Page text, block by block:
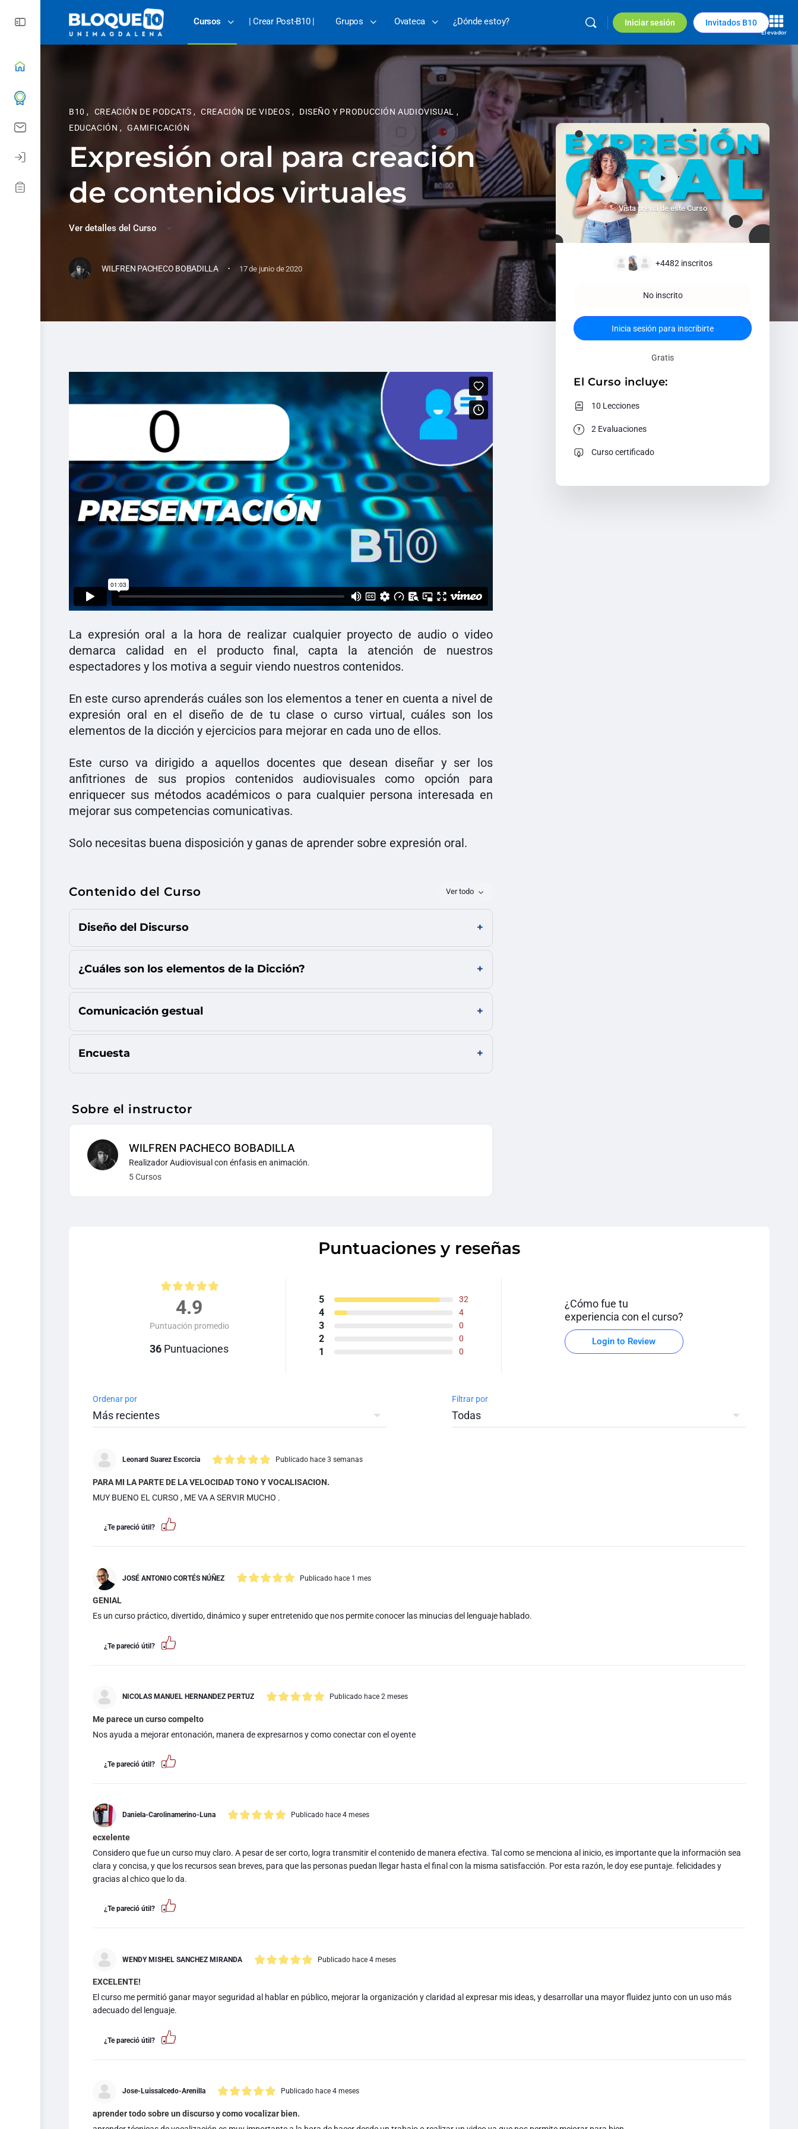
Cursos | Crear Post-B10 | Grupos Ovateca ¿Dónde estoy? Iniciar sesión Invitados B10
B10, CREACIÓN DE PODCATS , CREACIÓN DE VIDEOS , DISEÑO Y PRODUCCIÓN AUDIOVISUAL ,
EDUCACIÓN, GAMIFICACIÓN
Expresión oral para creación
de contenidos virtuales
Ver detalles del Curso
WILFREN PACHECO BOBADILLA · 17 de junio de 2020
La expresión oral a la hora de realizar cualquier proyecto de audio o video
demarca calidad en el producto final, capta la atención de nuestros
espectadores y los motiva a seguir viendo nuestros contenidos.
En este curso aprenderás cuáles son los elementos a tener en cuenta a nivel de
expresión oral en el diseño de de tu clase o curso virtual, cuáles son los
elementos de la dicción y ejercicios para mejorar en cada uno de ellos.
Este curso va dirigido a aquellos docentes que desean diseñar y ser los
anfitriones de sus propios contenidos audiovisuales como opción para
enriquecer sus métodos académicos o para cualquier persona interesada en
mejorar sus competencias comunicativas.
Solo necesitas buena disposición y ganas de aprender sobre expresión oral.
Contenido del Curso Ver todo
Diseño del Discurso
¿Cuáles son los elementos de la Dicción?
Comunicación gestual
Encuesta
Sobre el instructor
WILFREN PACHECO BOBADILLA
Realizador Audiovisual con énfasis en animación.
5 Cursos
Vista previa de este Curso
+4482 inscritos
No inscrito
Inicia sesión para inscribirte
Gratis
El Curso incluye:
10 Lecciones
2 Evaluaciones
Curso certificado
Puntuaciones y reseñas
4.9
Puntuación promedio
36 Puntuaciones
5 32
4 4
3 0
2 0
1 0
¿Cómo fue tu
experiencia con el curso?
Login to Review
Ordenar por Filtrar por
Leonard Suarez Escorcia Publicado hace 3 semanas
PARA MI LA PARTE DE LA VELOCIDAD TONO Y VOCALISACION.
MUY BUENO EL CURSO , ME VA A SERVIR MUCHO .
¿Te pareció útil?
JOSÉ ANTONIO CORTÉS NÚÑEZ Publicado hace 1 mes
GENIAL
Es un curso práctico, divertido, dinámico y super entretenido que nos permite conocer las minucias del lenguaje hablado.
¿Te pareció útil?
NICOLAS MANUEL HERNANDEZ PERTUZ Publicado hace 2 meses
Me parece un curso compelto
Nos ayuda a mejorar entonación, manera de expresarnos y como conectar con el oyente
¿Te pareció útil?
Daniela-Carolinamerino-Luna Publicado hace 4 meses
ecxelente
Considero que fue un curso muy claro. A pesar de ser corto, logra transmitir el contenido de manera efectiva. Tal como se menciona al inicio, es importante que la información sea
clara y concisa, y que los recursos sean breves, para que las personas puedan llegar hasta el final con la misma satisfacción. Por esta razón, le doy ese puntaje. felicidades y
gracias al chico que lo da.
¿Te pareció útil?
WENDY MISHEL SANCHEZ MIRANDA Publicado hace 4 meses
EXCELENTE!
El curso me permitió ganar mayor seguridad al hablar en público, mejorar la organización y claridad al expresar mis ideas, y desarrollar una mayor fluidez junto con un uso más
adecuado del lenguaje.
¿Te pareció útil?
Jose-Luissalcedo-Arenilla Publicado hace 4 meses
aprender todo sobre un discurso y como vocalizar bien.
Elevador